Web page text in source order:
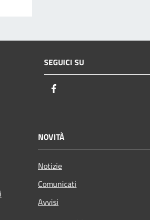
SEGUICI SU
NOVITÀ
Notizie
Comunicati
Avvisi